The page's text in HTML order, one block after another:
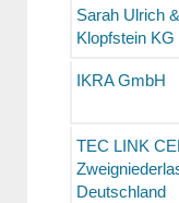
Sarah Ulrich
Klopfstein KG
IKRA GmbH
TEC LINK
Deutschland